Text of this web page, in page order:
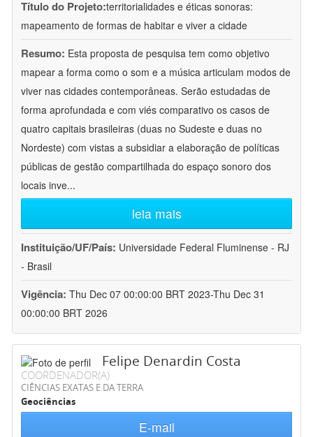
Título do Projeto:territorialidades e éticas sonoras:
mapeamento de formas de habitar e viver a cidade
Resumo: Esta proposta de pesquisa tem como objetivo
mapear a forma como o som e a música articulam modos de
viver nas cidades contemporâneas. Serão estudadas de
forma aprofundada e com viés comparativo os casos de
quatro capitais brasileiras (duas no Sudeste e duas no
Nordeste) com vistas a subsidiar a elaboração de políticas
públicas de gestão compartilhada do espaço sonoro dos
locais inve...
leia mais
Instituição/UF/País: Universidade Federal Fluminense - RJ
- Brasil
Vigência: Thu Dec 07 00:00:00 BRT 2023-Thu Dec 31
00:00:00 BRT 2026
Felipe Denardin Costa
COORDENADOR(A)
CIÊNCIAS EXATAS E DA TERRA
Geociências
E-mail